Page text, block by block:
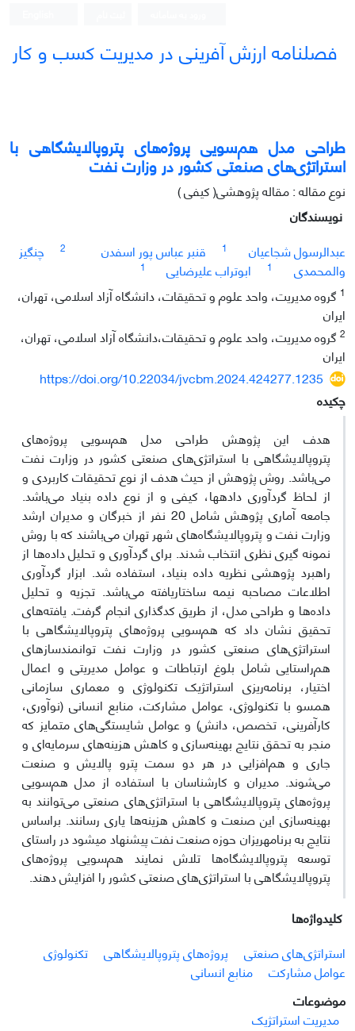
فصلنامه ارزش آفرینی در مدیریت کسب و کار
طراحی مدل هم‌سویی پروژه‌های پتروپالایشگاهی با
استراتژی‌های صنعتی کشور در وزارت نفت
نوع مقاله : مقاله پژوهشی( کیفی )
نویسندگان
عبدالرسول شجاعیان
1 قنبر عباس پور اسفدن 2
چنگیز
والمحمدی
1 ابوتراب علیرضایی
1
1 گروه مدیریت، واحد علوم و تحقیقات، دانشگاه آزاد اسلامی، تهران،
ایران
2 گروه مدیریت، واحد علوم و تحقیقات،دانشگاه آزاد اسلامی، تهران،
ایران
https://doi.org/10.22034/jvcbm.2024.424277.1235
چکیده
هدف این پژوهش طراحی مدل هم‌سویی پروژه‌های
پتروپالایشگاهی با استراتژی‌های صنعتی کشور در وزارت نفت
می‌باشد. روش پژوهش از حیث هدف از نوع تحقیقات کاربردی و
از لحاظ گردآوری داده­ها، کیفی و از نوع داده بنیاد می‌باشد.
جامعه آماری پژوهش شامل 20 نفر از خبرگان و مدیران ارشد
وزارت نفت و پتروپالایشگاه‌های شهر تهران می‌باشند که با روش
نمونه گیری نظری انتخاب شدند. برای گردآوری و تحلیل داده‌ها از
راهبرد پژوهشی نظریه داده بنیاد، استفاده شد. ابزار گردآوری
اطلاعات مصاحبه نیمه ساختاریافته می‌باشد. تجزیه و تحلیل
داده‌ها و طراحی مدل، از طریق کدگذاری انجام گرفت. یافته‌های
تحقیق نشان داد که هم‌سویی پروژه‌های پتروپالایشگاهی با
استراتژی‌های صنعتی کشور در وزارت نفت توانمندسازهای
هم‌راستایی شامل بلوغ ارتباطات و عوامل مدیریتی و اعمال
اختیار، برنامه‌ریزی استراتژیک تکنولوژی و معماری سازمانی
همسو با تکنولوژی، عوامل مشارکت، منابع انسانی (نوآوری،
کارآفرینی، تخصص، دانش) و عوامل شایستگی‌های متمایز که
منجر به تحقق نتایج بهینه‌سازی و کاهش هزینه‌های سرمایه‌ای و
جاری و هم‌افزایی در هر دو سمت پترو پالایش و صنعت
می‌شوند. مدیران و کارشناسان با استفاده از مدل هم‌سویی
پروژه‌های پتروپالایشگاهی با استراتژی‌های صنعتی می‌توانند به
بهینه‌سازی این صنعت و کاهش هزینه‌ها یاری رسانند. براساس
نتایج به برنامه­ریزان حوزه صنعت نفت پیشنهاد می­شود در راستای
توسعه پتروپالایشگاه‌ها تلاش نمایند هم‌سویی پروژه‌های
پتروپالایشگاهی با استراتژی‌های صنعتی کشور را افزایش دهند.
کلیدواژه‌ها
استراتژی‌های صنعتی
پروژه‌های پتروپالایشگاهی
تکنولوژی
عوامل مشارکت
منابع انسانی
موضوعات
مدیریت استراتژیک